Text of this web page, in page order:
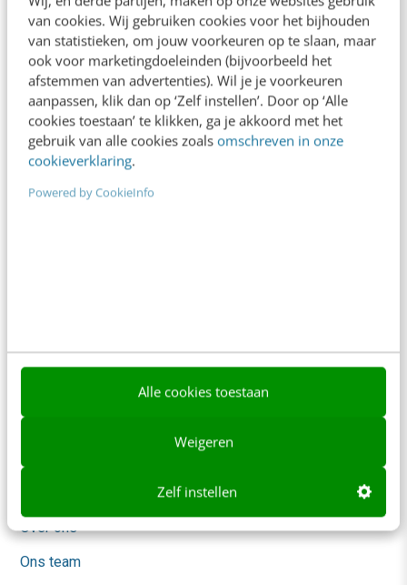
van cookies. Wij gebruiken cookies voor het bijhouden
van statistieken, om jouw voorkeuren op te slaan, maar
ook voor marketingdoeleinden (bijvoorbeeld het
afstemmen van advertenties). Wil je je voorkeuren
aanpassen, klik dan op ‘Zelf instellen’. Door op ‘Alle
cookies toestaan’ te klikken, ga je akkoord met het
gebruik van alle cookies zoals omschreven in onze
cookieverklaring.
Powered by CookieInfo
Alle cookies toestaan
Weigeren
Zelf instellen
direct.
Meer weten
Contact Redactie
Adverteren
Over ons
Ons team